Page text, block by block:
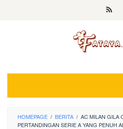
HOMEPAGE / BERITA / AC MILAN GILA
PERTANDINGAN SERIE A YANG PENUH